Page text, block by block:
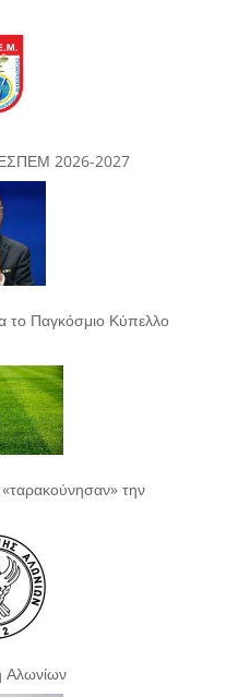
2026-2027
το Παγκόσμιο Κύπελλο
την
Αλωνίων